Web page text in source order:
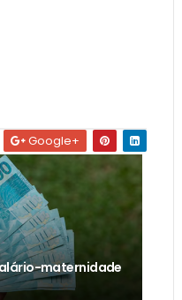
Google+
maternidade